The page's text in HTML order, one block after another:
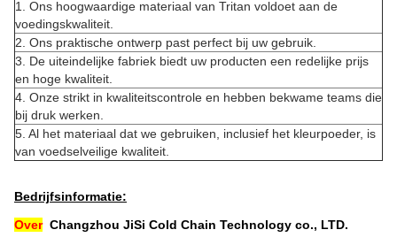
1. Ons hoogwaardige materiaal van Tritan voldoet aan de
voedingskwaliteit.
2. Ons praktische ontwerp past perfect bij uw gebruik.
3. De uiteindelijke fabriek biedt uw producten een redelijke prijs
en hoge kwaliteit.
4. Onze strikt in kwaliteitscontrole en hebben bekwame teams die
bij druk werken.
5. Al het materiaal dat we gebruiken, inclusief het kleurpoeder, is
van voedselveilige kwaliteit.
Bedrijfsinformatie:
Over Changzhou JiSi Cold Chain Technology co., LTD.